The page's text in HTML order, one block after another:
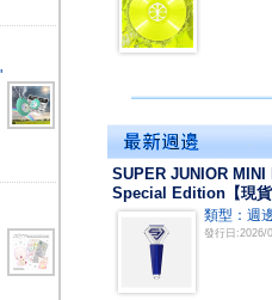
SUPER JUNIOR MINI
Special Edition【現貨
類型：週
發行日:2026/